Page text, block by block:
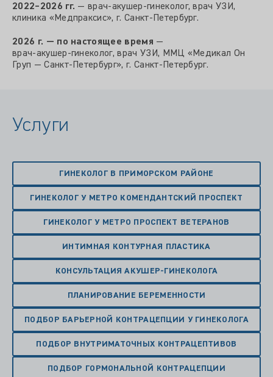
2022–2026 гг. — врач‑акушер‑гинеколог, врач УЗИ,
клиника «Медпраксис», г. Санкт‑Петербург.
2026 г. — по настоящее время —
врач‑акушер‑гинеколог, врач УЗИ, ММЦ «Медикал Он
Груп — Санкт‑Петербург», г. Санкт‑Петербург.
Услуги
ГИНЕКОЛОГ В ПРИМОРСКОМ РАЙОНЕ
ГИНЕКОЛОГ У МЕТРО КОМЕНДАНТСКИЙ ПРОСПЕКТ
ГИНЕКОЛОГ У МЕТРО ПРОСПЕКТ ВЕТЕРАНОВ
ИНТИМНАЯ КОНТУРНАЯ ПЛАСТИКА
КОНСУЛЬТАЦИЯ АКУШЕР-ГИНЕКОЛОГА
ПЛАНИРОВАНИЕ БЕРЕМЕННОСТИ
ПОДБОР БАРЬЕРНОЙ КОНТРАЦЕПЦИИ У ГИНЕКОЛОГА
ПОДБОР ВНУТРИМАТОЧНЫХ КОНТРАЦЕПТИВОВ
ПОДБОР ГОРМОНАЛЬНОЙ КОНТРАЦЕПЦИИ